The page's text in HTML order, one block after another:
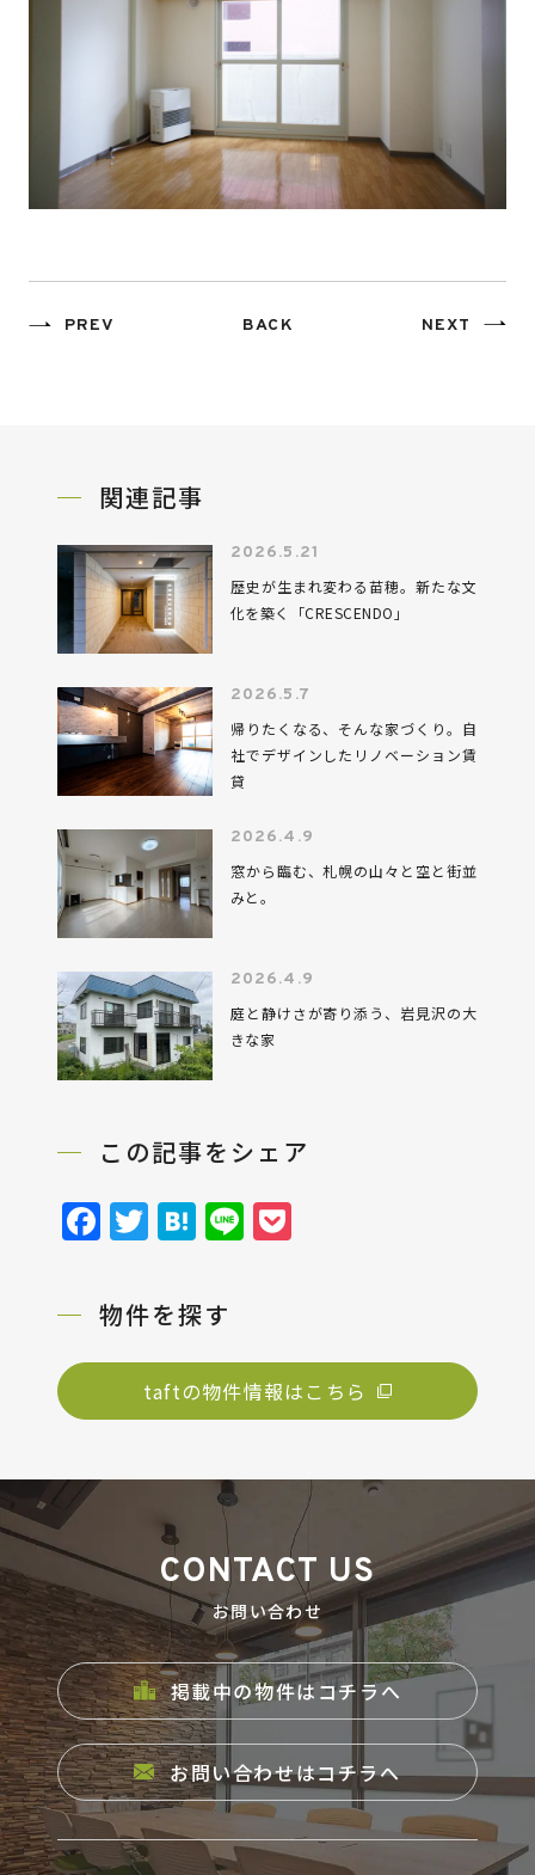
ブッケンログ
トノジログ
関連記事
2026.5.21
歴史が生まれ変わる苗穂。新たな文
化を築く「CRESCENDO」
2026.5.7
帰りたくなる、そんな家づくり。自
社でデザインしたリノベーション賃
貸
2026.4.9
窓から臨む、札幌の山々と空と街並
みと。
2026.4.9
庭と静けさが寄り添う、岩見沢の大
きな家
この記事をシェア
Facebook
Twitter
Hatena
LinePocket
物件を探す
taftの物件情報はこちら
PREV BACK NEXT
CONTACT US
お問い合わせ
掲載中の物件はコチラへ
お問い合わせはコチラへ